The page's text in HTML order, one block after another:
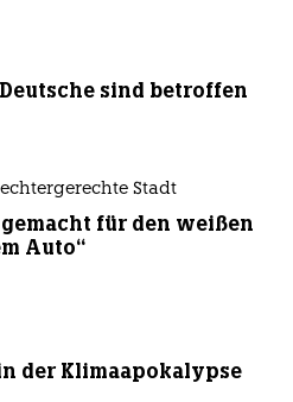
sind betroffen
Stadt
gemacht für den weißen
Auto“
der Klimaapokalypse